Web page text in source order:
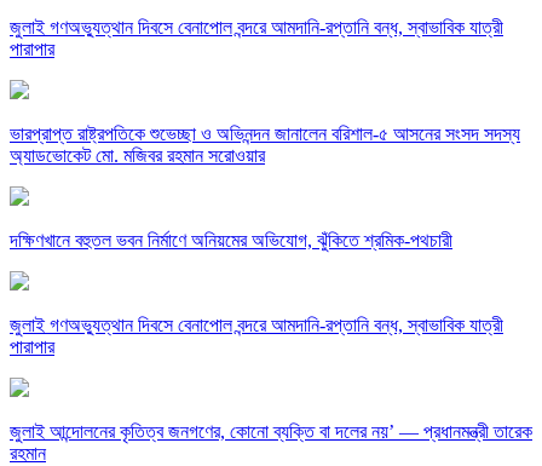
জুলাই গণঅভ্যুত্থান দিবসে বেনাপোল বন্দরে আমদানি-রপ্তানি বন্ধ, স্বাভাবিক যাত্রী
পারাপার
ভারপ্রাপ্ত রাষ্ট্রপতিকে শুভেচ্ছা ও অভিনন্দন জানালেন বরিশাল-৫ আসনের সংসদ সদস্য
অ্যাডভোকেট মো. মজিবর রহমান সরোওয়ার
দক্ষিণখানে বহুতল ভবন নির্মাণে অনিয়মের অভিযোগ, ঝুঁকিতে শ্রমিক-পথচারী
জুলাই গণঅভ্যুত্থান দিবসে বেনাপোল বন্দরে আমদানি-রপ্তানি বন্ধ, স্বাভাবিক যাত্রী
পারাপার
জুলাই আন্দোলনের কৃতিত্ব জনগণের, কোনো ব্যক্তি বা দলের নয়’ — প্রধানমন্ত্রী তারেক
রহমান